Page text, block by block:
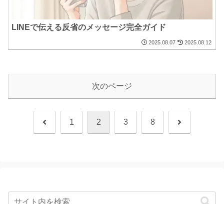
LINEで伝える反省のメッセージ完全ガイド
2025.08.07 2025.08.12
次のページ
前 1 2 3 8 次